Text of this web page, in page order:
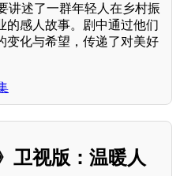
讲述了一群年轻人在乡村振
的感人故事。剧中通过他们
变化与希望，传递了对美好
卫视版：温暖人